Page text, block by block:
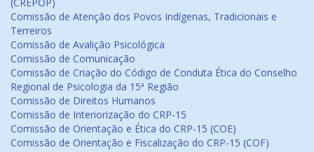
Comissão de Atenção dos Povos Indígenas, Tradicionais e
Terreiros
Comissão de Avalição Psicológica
Comissão de Comunicação
Comissão de Criação do Código de Conduta Ética do Conselho
Regional de Psicologia da 15ª Região
Comissão de Direitos Humanos
Comissão de Interiorização do CRP-15
Comissão de Orientação e Ética do CRP-15 (COE)
Comissão de Orientação e Fiscalização do CRP-15 (COF)